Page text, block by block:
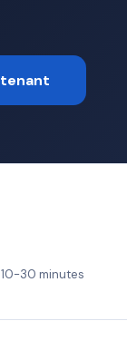
30 minutes